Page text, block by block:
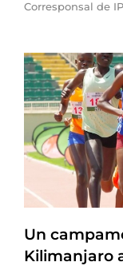
Corresponsal de
Un
Kilimanjaro